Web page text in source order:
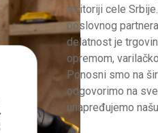
teritoriji cele
poslovnog
delatnost je
opremom,
Ponosni smo na
odgovorimo na
unapređujemo